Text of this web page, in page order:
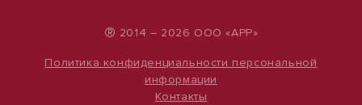
® 2014 – 2026 ООО «АРР»
Политика конфиденциальности персональной
информации
Контакты